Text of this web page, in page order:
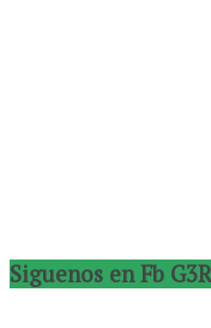
Siguenos en Fb